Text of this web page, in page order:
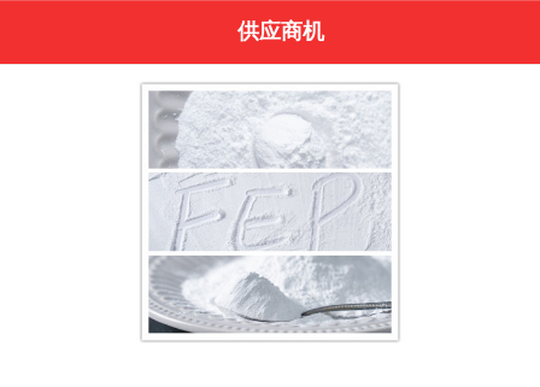
供应商机